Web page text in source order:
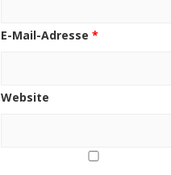
E-Mail-Adresse *
Website